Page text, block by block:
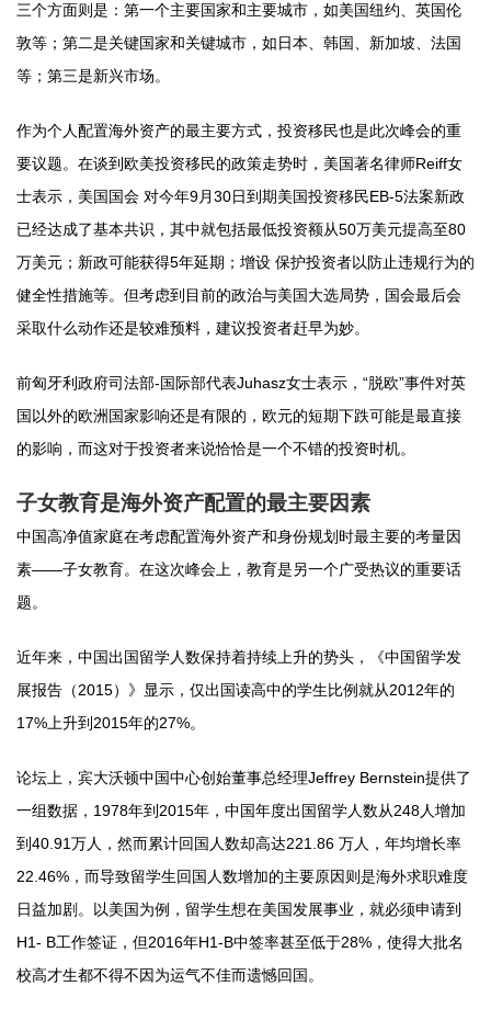
三个方面则是：第一个主要国家和主要城市，如美国纽约、英国伦
敦等；第二是关键国家和关键城市，如日本、韩国、新加坡、法国
等；第三是新兴市场。
作为个人配置海外资产的最主要方式，投资移民也是此次峰会的重
要议题。在谈到欧美投资移民的政策走势时，美国著名律师Reiff女
士表示，美国国会 对今年9月30日到期美国投资移民EB-5法案新政
已经达成了基本共识，其中就包括最低投资额从50万美元提高至80
万美元；新政可能获得5年延期；增设 保护投资者以防止违规行为的
健全性措施等。但考虑到目前的政治与美国大选局势，国会最后会
采取什么动作还是较难预料，建议投资者赶早为妙。
前匈牙利政府司法部-国际部代表Juhasz女士表示，“脱欧”事件对英
国以外的欧洲国家影响还是有限的，欧元的短期下跌可能是最直接
的影响，而这对于投资者来说恰恰是一个不错的投资时机。
子女教育是海外资产配置的最主要因素
中国高净值家庭在考虑配置海外资产和身份规划时最主要的考量因
素——子女教育。在这次峰会上，教育是另一个广受热议的重要话
题。
近年来，中国出国留学人数保持着持续上升的势头，《中国留学发
展报告（2015）》显示，仅出国读高中的学生比例就从2012年的
17%上升到2015年的27%。
论坛上，宾大沃顿中国中心创始董事总经理Jeffrey Bernstein提供了
一组数据，1978年到2015年，中国年度出国留学人数从248人增加
到40.91万人，然而累计回国人数却高达221.86 万人，年均增长率
22.46%，而导致留学生回国人数增加的主要原因则是海外求职难度
日益加剧。以美国为例，留学生想在美国发展事业，就必须申请到
H1- B工作签证，但2016年H1-B中签率甚至低于28%，使得大批名
校高才生都不得不因为运气不佳而遗憾回国。